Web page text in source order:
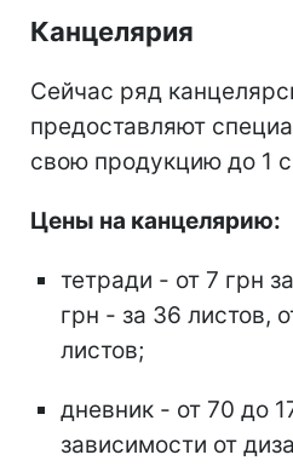
Канцелярия
Сейчас ряд
предоставляют
свою продукцию до 1
Цены на канцелярию:
тетради - от 7 грн
грн - за 36 листов,
листов;
дневник - от 70 до
зависимости от